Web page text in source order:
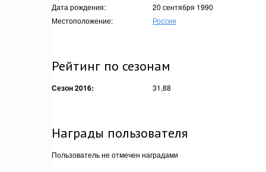
Дата рождения:
20 сентября 1990
Местоположение:
Россия
Рейтинг по сезонам
Сезон 2016: 31,88
Награды пользователя
Пользователь не отмечен наградами